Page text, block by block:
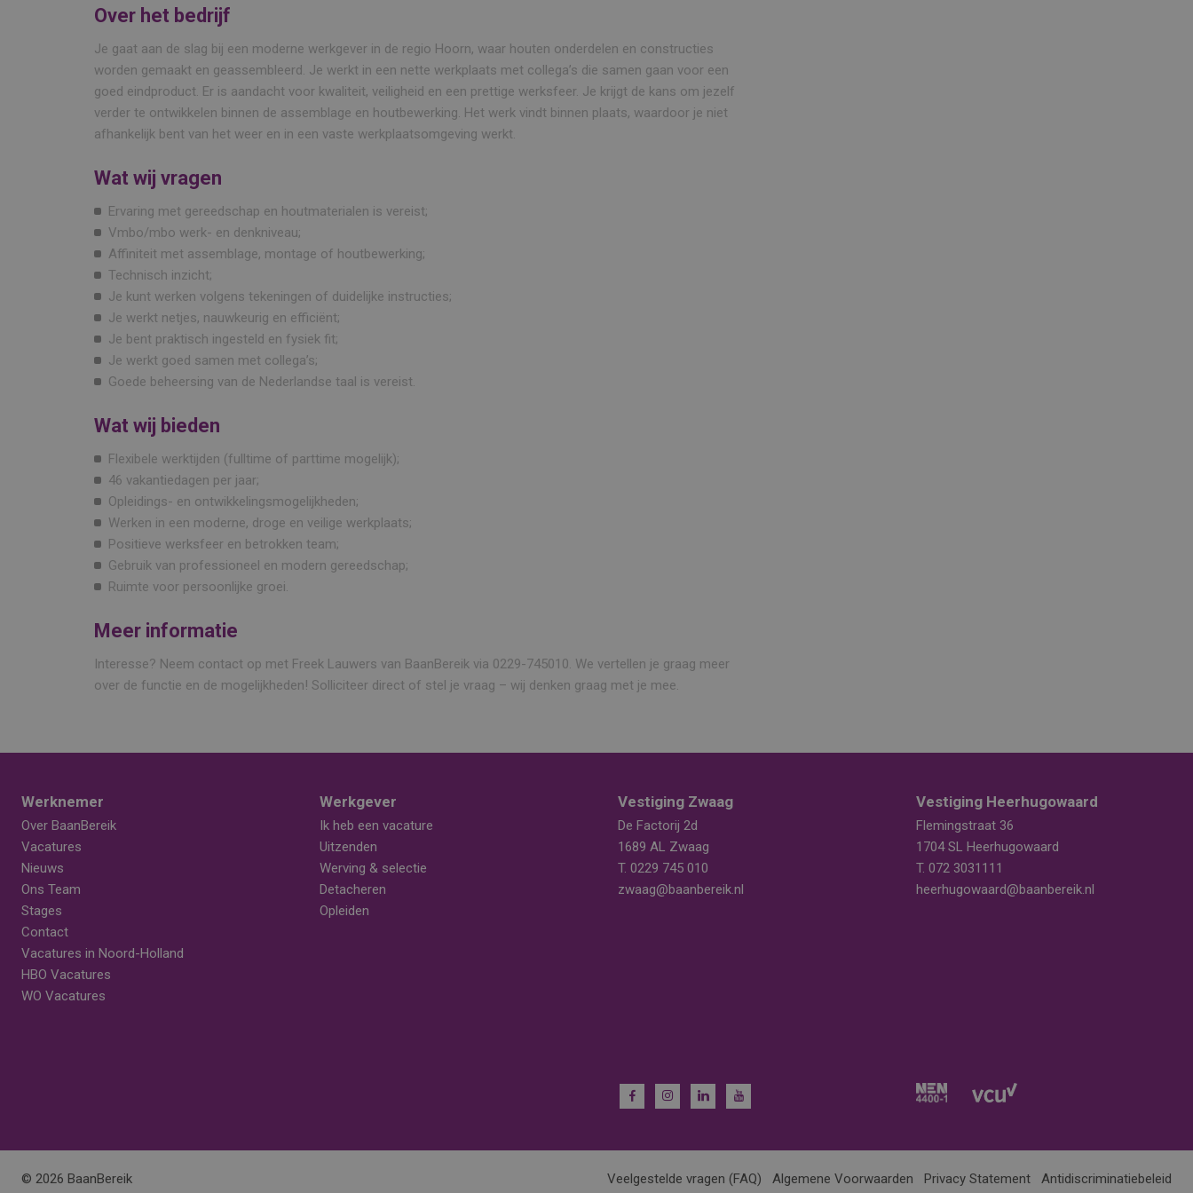
Over het bedrijf
Je gaat aan de slag bij een moderne werkgever in de regio Hoorn, waar houten onderdelen en constructies
worden gemaakt en geassembleerd. Je werkt in een nette werkplaats met collega’s die samen gaan voor een
goed eindproduct. Er is aandacht voor kwaliteit, veiligheid en een prettige werksfeer. Je krijgt de kans om jezelf
verder te ontwikkelen binnen de assemblage en houtbewerking. Het werk vindt binnen plaats, waardoor je niet
afhankelijk bent van het weer en in een vaste werkplaatsomgeving werkt.
Wat wij vragen
Ervaring met gereedschap en houtmaterialen is vereist;
Vmbo/mbo werk- en denkniveau;
Affiniteit met assemblage, montage of houtbewerking;
Technisch inzicht;
Je kunt werken volgens tekeningen of duidelijke instructies;
Je werkt netjes, nauwkeurig en efficiënt;
Je bent praktisch ingesteld en fysiek fit;
Je werkt goed samen met collega’s;
Goede beheersing van de Nederlandse taal is vereist.
Wat wij bieden
Flexibele werktijden (fulltime of parttime mogelijk);
46 vakantiedagen per jaar;
Opleidings- en ontwikkelingsmogelijkheden;
Werken in een moderne, droge en veilige werkplaats;
Positieve werksfeer en betrokken team;
Gebruik van professioneel en modern gereedschap;
Ruimte voor persoonlijke groei.
Meer informatie
Interesse? Neem contact op met Freek Lauwers van BaanBereik via 0229-745010. We vertellen je graag meer
over de functie en de mogelijkheden! Solliciteer direct of stel je vraag – wij denken graag met je mee.
Werknemer
Over BaanBereik
Vacatures
Nieuws
Ons Team
Stages
Contact
Vacatures in Noord-Holland
HBO Vacatures
WO Vacatures
Werkgever
Ik heb een vacature
Uitzenden
Werving & selectie
Detacheren
Opleiden
Vestiging Zwaag
De Factorij 2d
1689 AL Zwaag
T. 0229 745 010
zwaag@baanbereik.nl
Vestiging Heerhugowaard
Flemingstraat 36
1704 SL Heerhugowaard
T. 072 3031111
heerhugowaard@baanbereik.nl
© 2026 BaanBereik Veelgestelde vragen (FAQ) Algemene Voorwaarden Privacy Statement Antidiscriminatiebeleid